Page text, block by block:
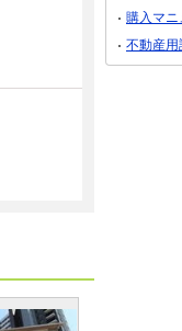
購入マニ
不動産用